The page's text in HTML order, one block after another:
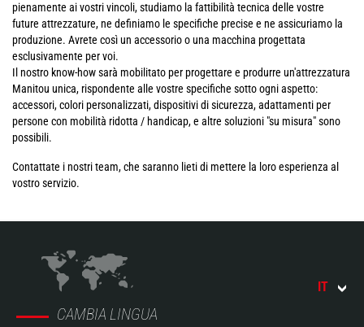
pienamente ai vostri vincoli, studiamo la fattibilità tecnica delle vostre
future attrezzature, ne definiamo le specifiche precise e ne assicuriamo la
produzione. Avrete così un accessorio o una macchina progettata
esclusivamente per voi.
Il nostro know-how sarà mobilitato per progettare e produrre un'attrezzatura
Manitou unica, rispondente alle vostre specifiche sotto ogni aspetto:
accessori, colori personalizzati, dispositivi di sicurezza, adattamenti per
persone con mobilità ridotta / handicap, e altre soluzioni "su misura" sono
possibili.
Contattate i nostri team, che saranno lieti di mettere la loro esperienza al
vostro servizio.
CAMBIA LINGUA
IT